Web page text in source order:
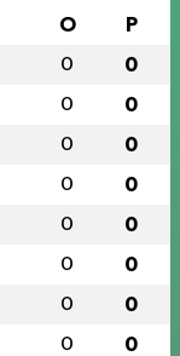
O P
0 0
0 0
0 0
0 0
0 0
0 0
0 0
0 0